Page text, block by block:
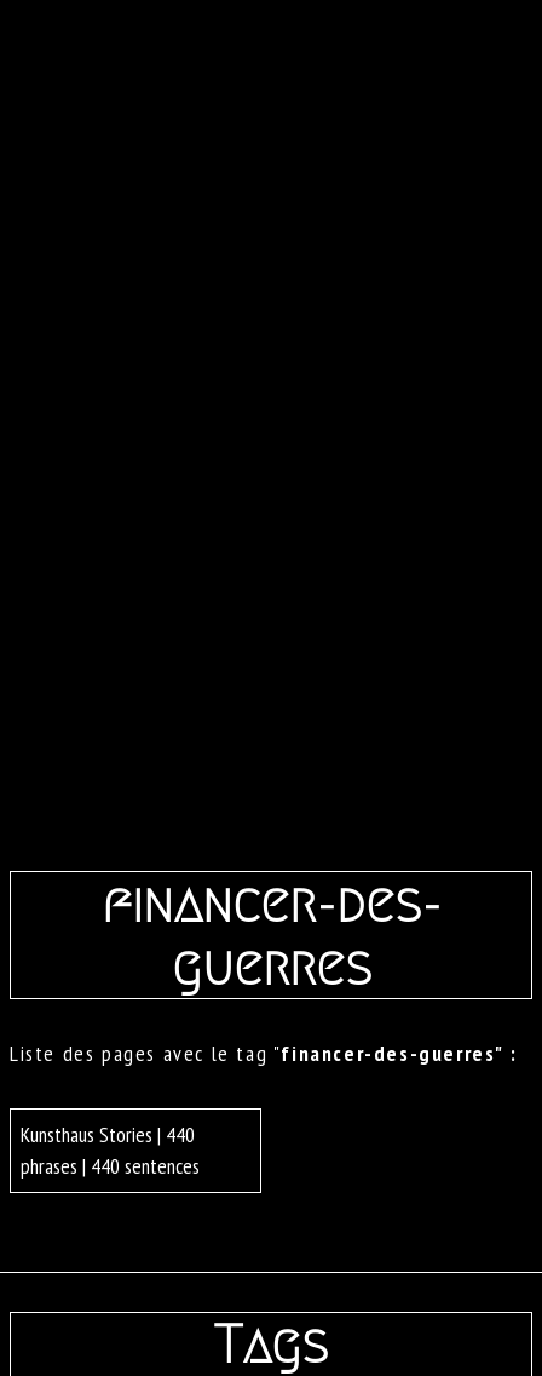
financer-des-
guerres
Liste des pages avec le tag "financer-des-guerres" :
Kunsthaus Stories | 440
phrases | 440 sentences
Tags